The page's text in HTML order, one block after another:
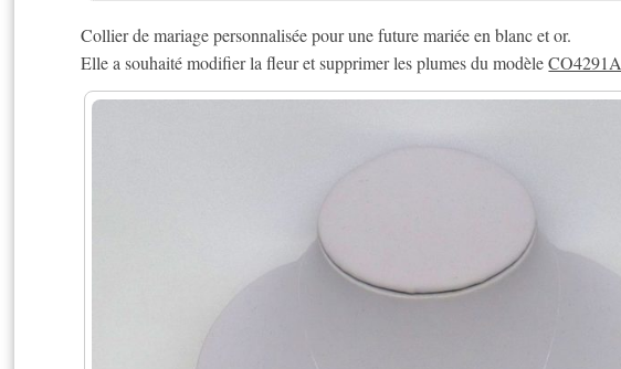
Collier de mariage personnalisée pour une future mariée en blanc et or.
Elle a souhaité modifier la fleur et supprimer les plumes du modèleCO4291A